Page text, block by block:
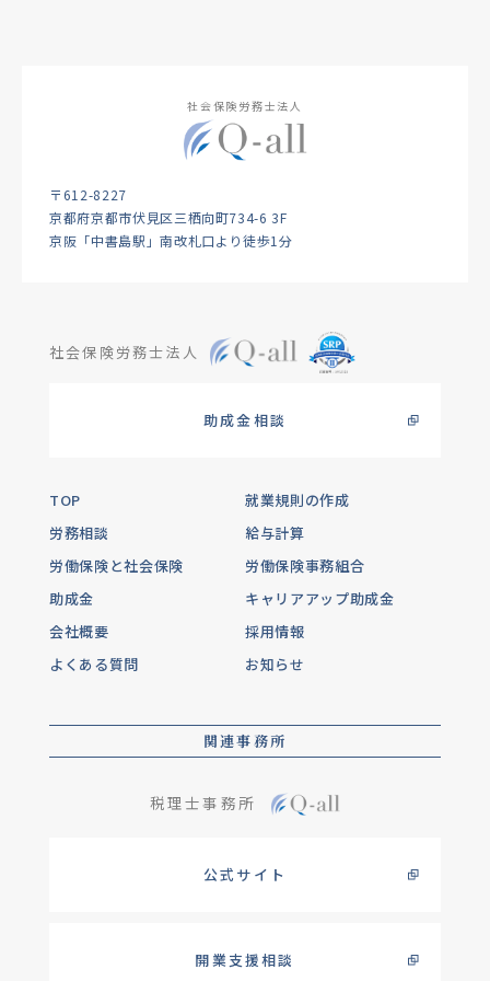
社会保険労務士法人
〒612-8227
京都府京都市伏見区三栖向町734-6 3F
京阪「中書島駅」南改札口より徒歩1分
社会保険労務士法人
助成金相談
TOP
就業規則の作成
労務相談
給与計算
労働保険と社会保険
労働保険事務組合
助成金
キャリアアップ助成金
会社概要
採用情報
よくある質問
お知らせ
関連事務所
税理士事務所
公式サイト
開業支援相談